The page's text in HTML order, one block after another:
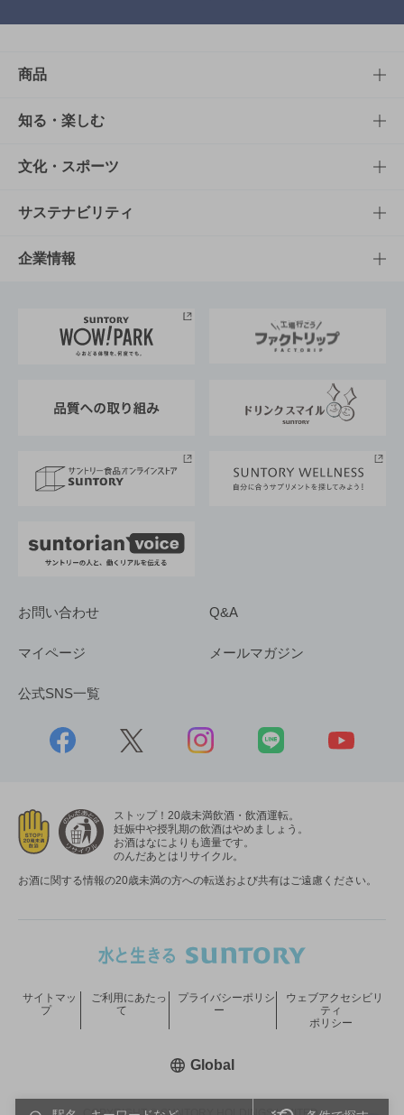
商品
商品TOP
商品一覧
商品発売情報
栄養成分一覧
知る・楽しむ
知る・楽しむTOP
キャンペーン
工場見学
地域情報
文化・スポーツ
文化・スポーツTOP
サントリーホール
サントリーサンバーズ大阪
サステナビリティ
サステナビリティTOP
サントリーが考えるサステナビリティ経営
企業情報
企業概要
採用情報
お問い合わせ Q&A
マイページ メールマガジン
公式SNS一覧
ストップ！20歳未満飲酒・飲酒運転。
妊娠中や授乳期の飲酒はやめましょう。
お酒はなによりも適量です。
のんだあとはリサイクル。
お酒に関する情報の20歳未満の方への転送および共有はご遠慮ください。
サイトマッ
プ
ご利用にあたっ
て
プライバシーポリシ
ー
ウェブアクセシビリ
ティ
ポリシー
Global新しいウィンドウで開く